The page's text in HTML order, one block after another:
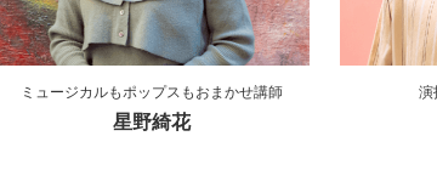
ミュージカルもポップスもおまかせ講師
星野綺花
演